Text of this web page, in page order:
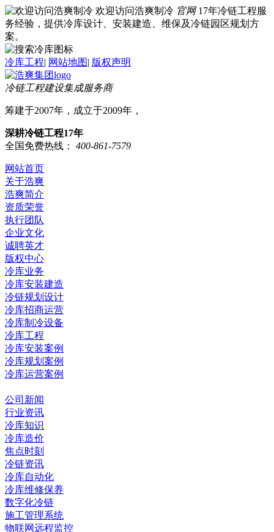
欢迎访问浩爽制冷 官网 17年冷链工程服
务经验，提供冷库设计、安装建造、维保及冷链园区规划方
案。
冷库工程| 网站地图| 版权声明
冷链工程建设集成服务商
筹建于2007年，成立于2009年，
深耕冷链工程17年
全国免费热线：
400-861-7579
网站首页
关于浩爽
浩爽简介
资质荣誉
执行团队
企业文化
诚聘英才
版权中心
冷库业务
冷库安装建造
冷链规划设计
冷库招商运营
冷库制冷设备
冷库工程
冷库安装案例
冷库规划案例
冷库运营案例
公司新闻
行业资讯
冷库知识
冷库造价
焦点时刻
冷链资讯
冷库自动化
冷库维修保养
数字化冷链
施工管理系统
物联网远程监控